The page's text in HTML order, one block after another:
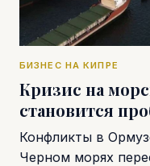
БИЗНЕС НА КИПРЕ
Кризис на
становится
Конфликты в
Черном морях